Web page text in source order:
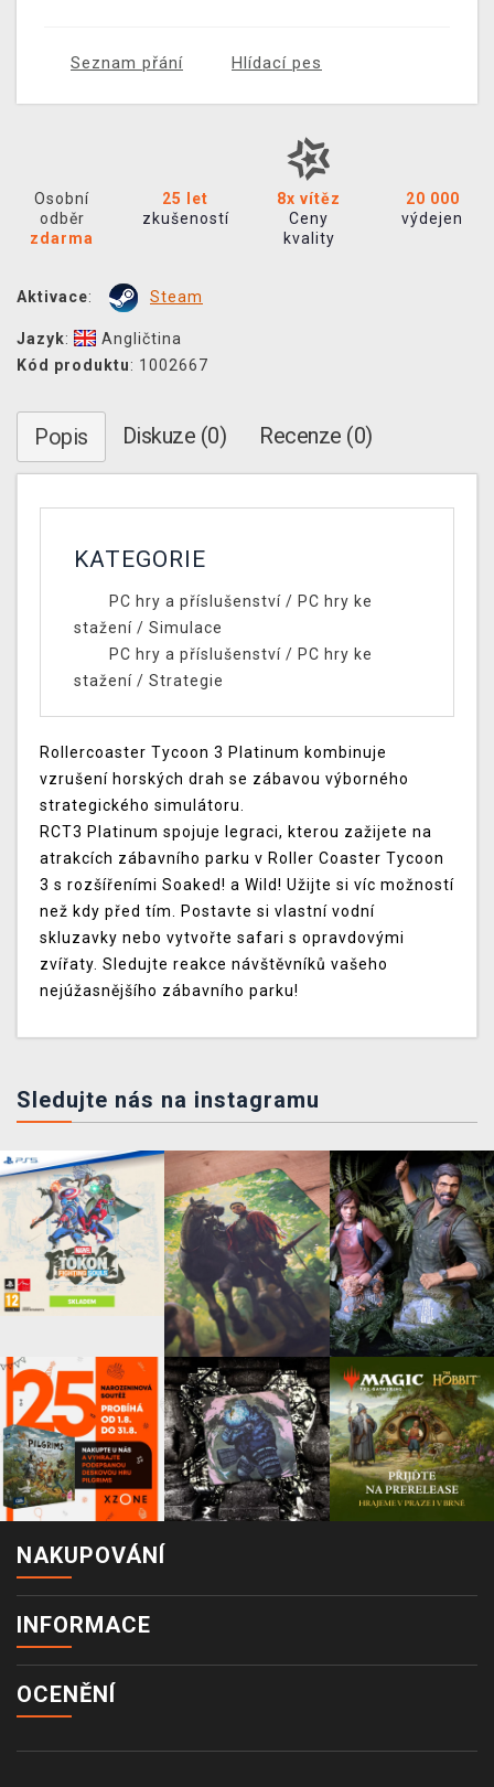
Seznam přání Hlídací pes
Osobní
odběr
zdarma
25 let
zkušeností
8x vítěz
Ceny
kvality
20 000
výdejen
Aktivace: Steam
Jazyk:
Angličtina
Kód produktu: 1002667
Popis Diskuze (0) Recenze (0)
KATEGORIE
PC hry a příslušenství/ PC hry ke
stažení / Simulace
PC hry a příslušenství/ PC hry ke
stažení / Strategie
Rollercoaster Tycoon 3 Platinum kombinuje
vzrušení horských drah se zábavou výborného
strategického simulátoru.
RCT3 Platinum spojuje legraci, kterou zažijete na
atrakcích zábavního parku v Roller Coaster Tycoon
3 s rozšířeními Soaked! a Wild! Užijte si víc možností
než kdy před tím. Postavte si vlastní vodní
skluzavky nebo vytvořte safari s opravdovými
zvířaty. Sledujte reakce návštěvníků vašeho
nejúžasnějšího zábavního parku!
Sledujte nás na instagramu
NAKUPOVÁNÍ
INFORMACE
OCENĚNÍ